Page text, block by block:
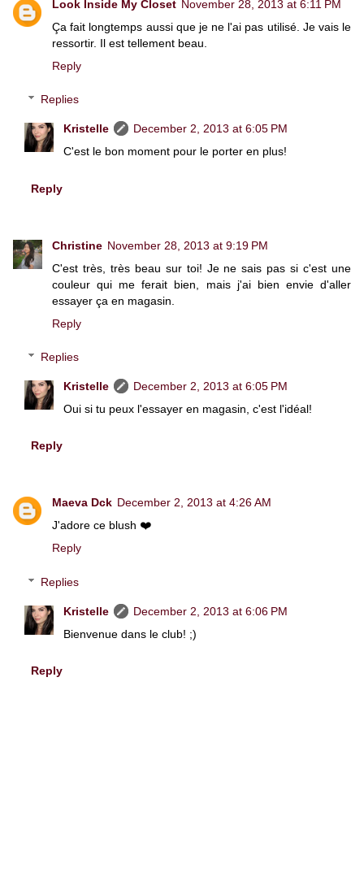
Look Inside My Closet November 28, 2013 at 6:11 PM
Ça fait longtemps aussi que je ne l'ai pas utilisé. Je vais le
ressortir. Il est tellement beau.
Reply
Replies
Kristelle
December 2, 2013 at 6:05 PM
C'est le bon moment pour le porter en plus!
Reply
Christine November 28, 2013 at 9:19 PM
C'est très, très beau sur toi! Je ne sais pas si c'est une
couleur qui me ferait bien, mais j'ai bien envie d'aller
essayer ça en magasin.
Reply
Replies
Kristelle
December 2, 2013 at 6:05 PM
Oui si tu peux l'essayer en magasin, c'est l'idéal!
Reply
Maeva Dck December 2, 2013 at 4:26 AM
J'adore ce blush ❤️
Reply
Replies
Kristelle
December 2, 2013 at 6:06 PM
Bienvenue dans le club! ;)
Reply